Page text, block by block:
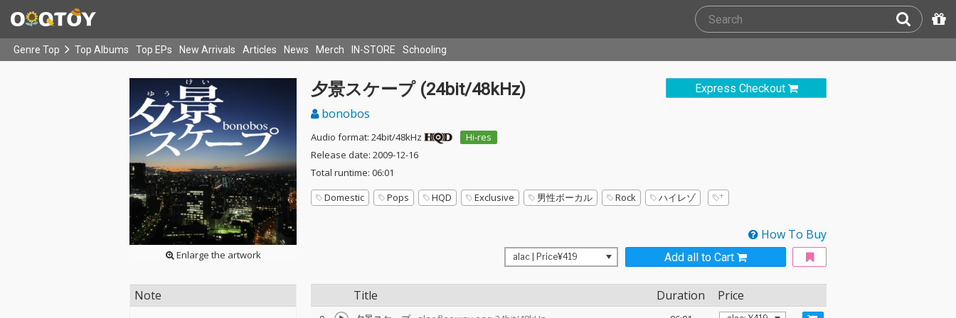
Genre Top Top Albums Top EPs New Arrivals Articles News Merch IN-STORE Schooling
Enlarge the artwork
Express Checkout
夕景スケープ (24bit/48kHz)
bonobos
Audio format: 24bit/48kHz
Hi-res
Release date: 2009-12-16
Total runtime: 06:01
Domestic
Pops HQD Exclusive 男性ボーカル Rock ハイレゾ
How To Buy
Add all to Cart
Title Duration Price
Note